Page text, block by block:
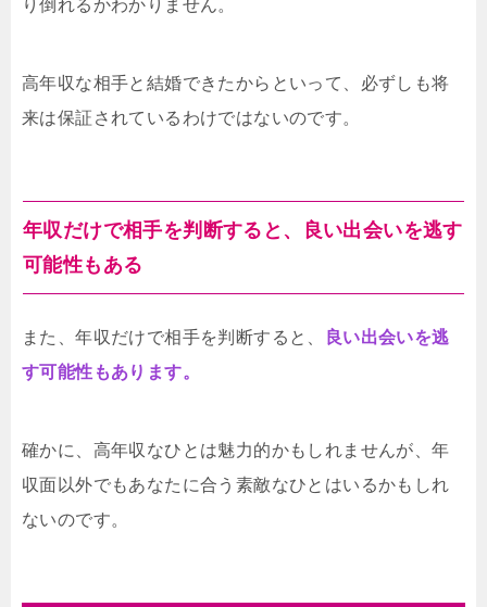
り倒れるかわかりません。
高年収な相手と結婚できたからといって、必ずしも将
来は保証されているわけではないのです。
年収だけで相手を判断すると、良い出会いを逃す
可能性もある
また、年収だけで相手を判断すると、
良い出会いを逃
す可能性もあります。
確かに、高年収なひとは魅力的かもしれませんが、年
収面以外でもあなたに合う素敵なひとはいるかもしれ
ないのです。